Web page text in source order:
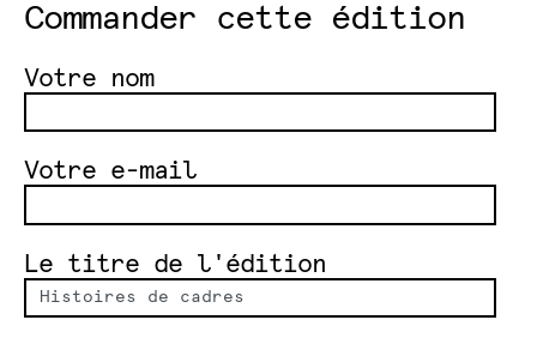
Commander cette édition
Votre nom
Votre e-mail
Le titre de l'édition